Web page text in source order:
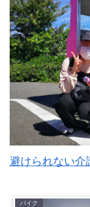
避けられない介
バイク